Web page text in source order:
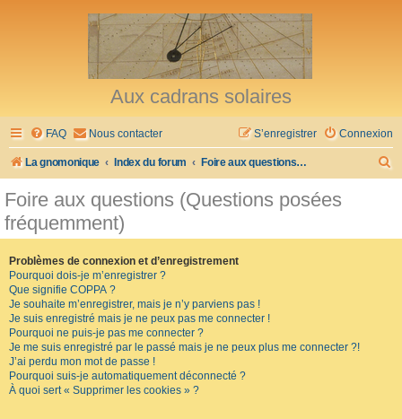
Aux cadrans solaires
FAQ Nous contacter Connexion
S’enregistrer
La gnomonique Index du forum Foire aux questions (Questions posées fréquemment)
Foire aux questions (Questions posées
fréquemment)
Problèmes de connexion et d’enregistrement
Pourquoi dois-je m’enregistrer ?
Que signifie COPPA ?
Je souhaite m’enregistrer, mais je n’y parviens pas !
Je suis enregistré mais je ne peux pas me connecter !
Pourquoi ne puis-je pas me connecter ?
Je me suis enregistré par le passé mais je ne peux plus me connecter ?!
J’ai perdu mon mot de passe !
Pourquoi suis-je automatiquement déconnecté ?
À quoi sert « Supprimer les cookies » ?